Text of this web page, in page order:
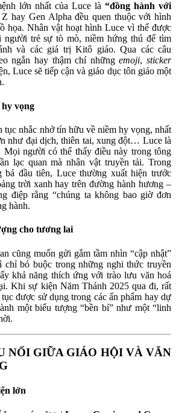
lớn nhất của Luce là “đồng hành với
hay Gen Alpha đều quen thuộc với hình
họa. Nhân vật hoạt hình Luce vì thế được
trẻ sự tò mò, niềm hứng thú để tìm
và các giá trị Kitô giáo. Qua các câu
ngắn hay thậm chí nhữngemoji,sticker
Luce sẽ tiếp cận và giáo dục tôn giáo một
vọng
tục nhắc nhở tín hữu về niềm hy vọng, nhất
như đại dịch, thiên tai, xung đột… Luce là
Mọi người có thể thấy điều này trong tông
lạc quan mà nhân vật truyền tải. Trong
bá đầu tiên, Luce thường xuất hiện trước
trời xanh hay trên đường hành hương –
điệp rằng “chúng ta không bao giờ đơn
hành.
cho tương lai
cũng muốn gửi gắm tầm nhìn “cập nhật”
bó buộc trong những nghi thức truyền
khả năng thích ứng với trào lưu văn hoá
Khi sự kiện Năm Thánh 2025 qua đi, rất
được sử dụng trong các ấn phẩm hay dự
một biểu tượng “bền bỉ” như một “linh
NỐI GIỮA GIÁO HỘI VÀ VĂN
lớn